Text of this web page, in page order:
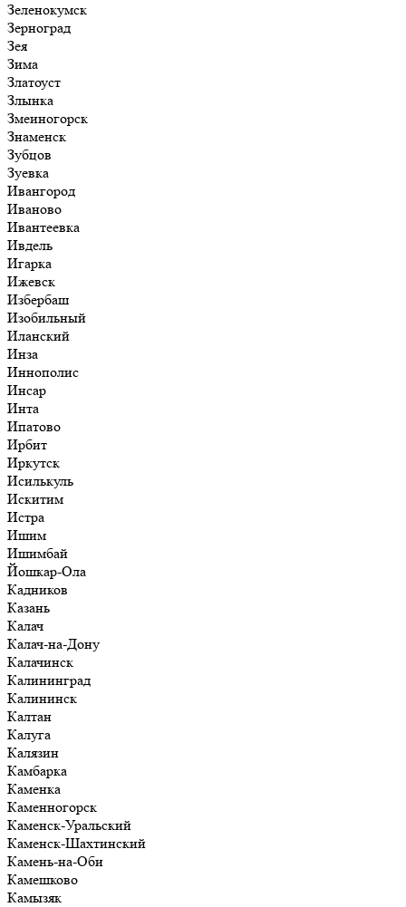
Зеленокумск
Зерноград
Зея
Зима
Златоуст
Злынка
Змеиногорск
Знаменск
Зубцов
Зуевка
Ивангород
Иваново
Ивантеевка
Ивдель
Игарка
Ижевск
Избербаш
Изобильный
Иланский
Инза
Иннополис
Инсар
Инта
Ипатово
Ирбит
Иркутск
Исилькуль
Искитим
Истра
Ишим
Ишимбай
Йошкар-Ола
Кадников
Казань
Калач
Калач-на-Дону
Калачинск
Калининград
Калининск
Калтан
Калуга
Калязин
Камбарка
Каменка
Каменногорск
Каменск-Уральский
Каменск-Шахтинский
Камень-на-Оби
Камешково
Камызяк